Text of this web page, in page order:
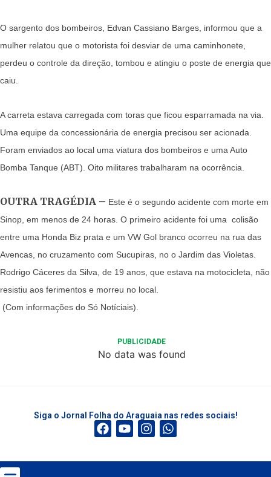
O sargento dos bombeiros, Edvan Cassiano Barges, informou que a
mulher relatou que o motorista foi desviar de uma caminhonete,
perdeu o controle da direção, tombou e atingiu o poste de energia que
caiu.
A carreta estava carregada com toras que ficou esparramada na via.
Uma equipe da concessionária de energia precisou ser acionada.
Foram enviados ao local uma viatura dos bombeiros e uma Auto
Bomba Tanque (ABT). Oito militares trabalharam na ocorrência.
OUTRA TRAGÉDIA – Este é o segundo acidente com morte em
Sinop, em menos de 24 horas. O primeiro acidente foi uma colisão
entre uma Honda Biz prata e um VW Gol branco ocorreu na rua das
Avencas, no cruzamento com Sucupiras, no o Jardim das Violetas.
Rodrigo Cáceres da Silva, de 19 anos, que estava na motocicleta, não
resistiu aos ferimentos e morreu no local.
(Com informações do Só Notíciais).
PUBLICIDADE
No data was found
Siga o Jornal Folha do Araguaia nas redes sociais!